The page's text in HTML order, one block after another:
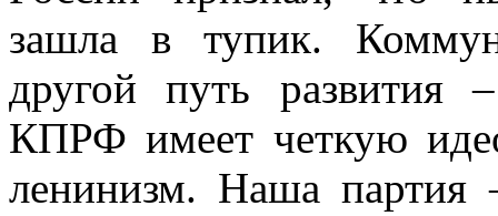
зашла в тупик.
другой путь развития
КПРФ имеет четкую
ленинизм. Наша партия